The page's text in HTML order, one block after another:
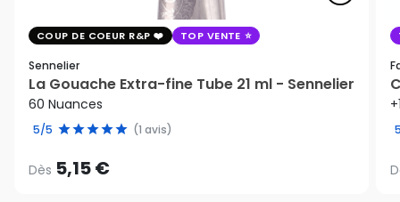
COUP DE COEUR R&P TOP VENTE
Sennelier
La Gouache Extra-fine Tube 21 ml - Sennelier
60 Nuances
5/5 (1 avis)
Dès 5,15 €